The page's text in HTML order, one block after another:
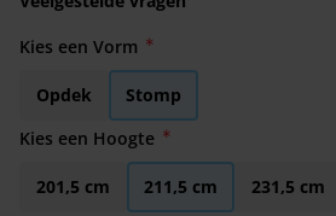
Kies een Vorm
Opdek
Stomp
Kies een Hoogte
201,5 cm 211,5 cm
231,5 cm